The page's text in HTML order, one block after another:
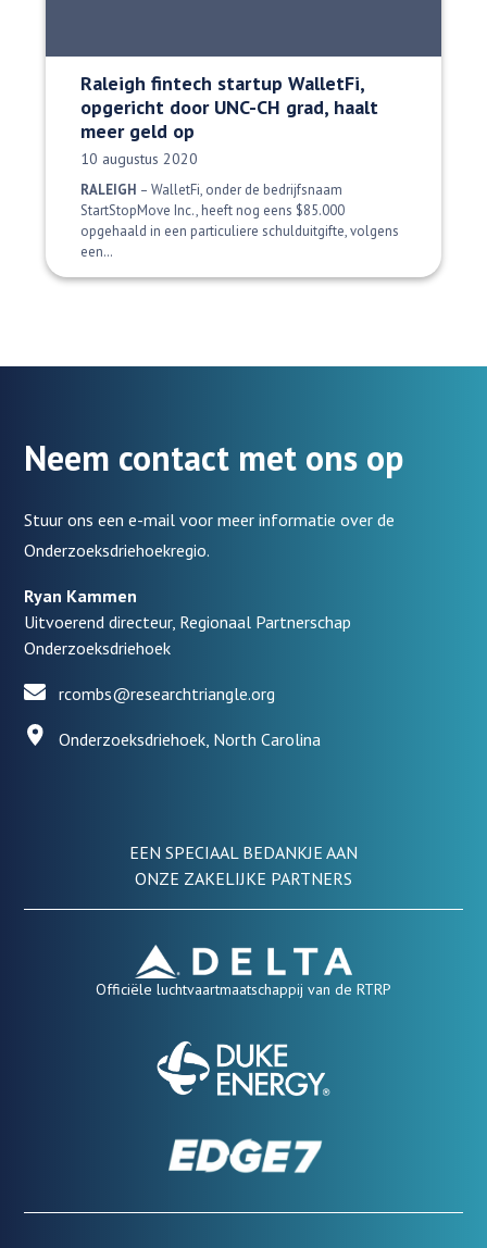
Raleigh fintech startup WalletFi,
opgericht door UNC-CH grad, haalt
meer geld op
Datum gepubliceerd:
10 augustus 2020
RALEIGH – WalletFi, onder de bedrijfsnaam
StartStopMove Inc., heeft nog eens $85.000
opgehaald in een particuliere schulduitgifte, volgens
een…
Neem contact met ons op
Stuur ons een e-mail voor meer informatie over de
Onderzoeksdriehoekregio.
Ryan Kammen
Uitvoerend directeur, Regionaal Partnerschap
Onderzoeksdriehoek
rcombs@researchtriangle.org
Onderzoeksdriehoek, North Carolina
EEN SPECIAAL BEDANKJE AAN
ONZE ZAKELIJKE PARTNERS
Officiële luchtvaartmaatschappij van de RTRP